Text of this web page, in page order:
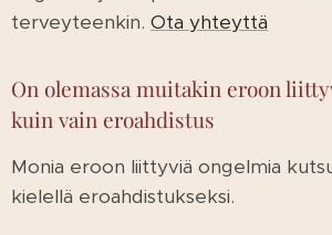
terveyteenkin. Ota yhteyttä
On olemassa muitakin eroon
kuin vain eroahdistus
Monia eroon liittyviä ongelmia
kielellä eroahdistukseksi.